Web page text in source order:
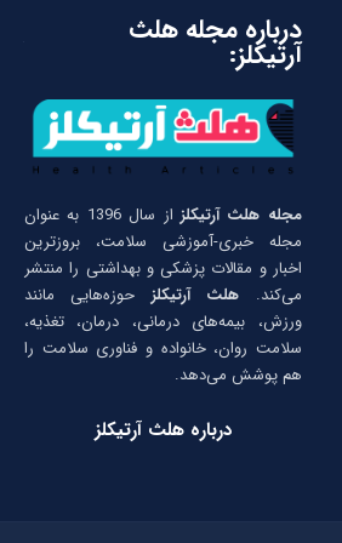
درباره مجله هلث
آرتیکلز:
مجله هلث آرتیکلز
از سال 1396 به عنوان
مجله خبری-آموزشی سلامت، بروزترین
اخبار و مقالات پزشکی و بهداشتی را منتشر
می‌کند. هلث آرتیکلز حوزه‌هایی مانند
ورزش، بیمه‌های درمانی، درمان، تغذیه،
سلامت روان، خانواده و فناوری سلامت را
هم پوشش می‌دهد.
درباره هلث آرتیکلز